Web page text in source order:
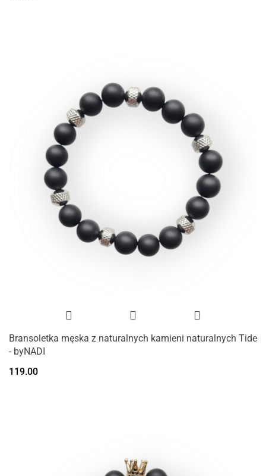
Bransoletka męska z naturalnych kamieni naturalnych Tide
- byNADI
119.00